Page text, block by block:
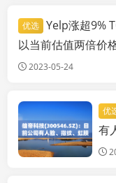
优选 Yelp涨超9%
以当前估值两倍价
2023-05-24
实
优
有
技